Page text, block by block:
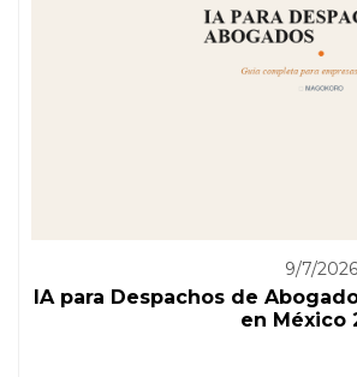
9/7/2026
IA para Despachos de
en México